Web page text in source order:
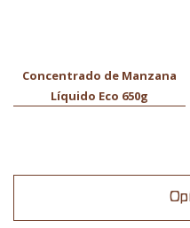
Concentrado de Manzana
Líquido Eco 650g